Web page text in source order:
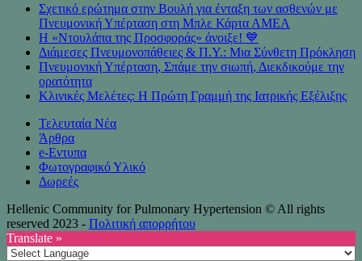
Σχετικό ερώτημα στην Βουλή για ένταξη των ασθενών με
Πνευμονική Υπέρταση στη Μπλε Κάρτα ΑΜΕΑ
Η «Ντουλάπα της Προσφοράς» άνοιξε! 💙
Διάμεσες Πνευμονοπάθειες & Π.Υ.: Μια Σύνθετη Πρόκληση
Πνευμονική Υπέρταση, Σπάμε την σιωπή, Διεκδικούμε την
ορατότητα
Κλινικές Μελέτες: Η Πρώτη Γραμμή της Ιατρικής Εξέλιξης
Τελευταία Νέα
Άρθρα
e-Eντυπα
Φωτογραφικό Υλικό
Δωρεές
Hellenic Community for Pulmonary Hypertension © All rights
reserved 2023 - Πολιτική απορρήτου
Translate »